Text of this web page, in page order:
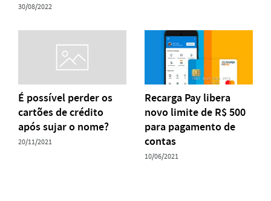
30/08/2022
É possível perder os
cartões de crédito
após sujar o nome?
20/11/2021
Recarga Pay libera
novo limite de R$ 500
para pagamento de
contas
10/06/2021